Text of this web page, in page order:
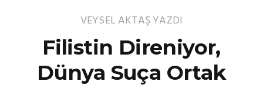
VEYSEL AKTAŞYAZDI
Filistin Direniyor,
Dünya Suça Ortak